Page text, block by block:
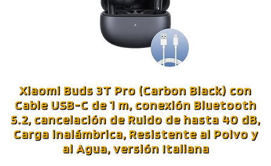
Xiaomi Buds 3T Pro (Carbon Black) con
Cable USB-C de 1 m, conexión Bluetooth
5.2, cancelación de Ruido de hasta 40 dB,
Carga inalámbrica, Resistente al Polvo y
al Agua, versión Italiana